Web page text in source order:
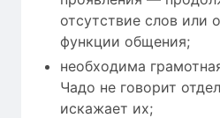
отсутствие слов или
функции общения;
необходима
Чадо не говорит
искажает их;